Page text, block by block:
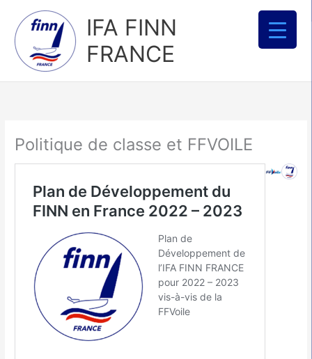
contenu
IFA FINN
FRANCE
Politique de classe et FFVOILE